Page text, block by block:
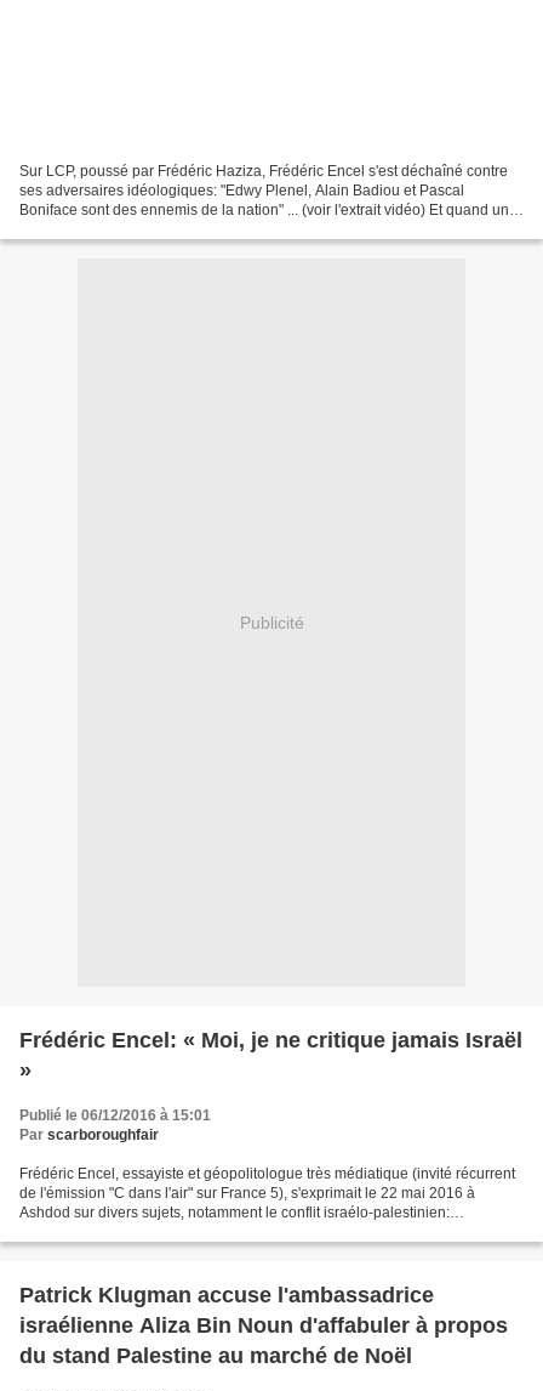
Sur LCP, poussé par Frédéric Haziza, Frédéric Encel s'est déchaîné contre
ses adversaires idéologiques: "Edwy Plenel, Alain Badiou et Pascal
Boniface sont des ennemis de la nation" ... (voir l'extrait vidéo) Et quand un
Publicité
Frédéric Encel: « Moi, je ne critique jamais Israël
»
Publié le 06/12/2016 à 15:01
Par scarboroughfair
Frédéric Encel, essayiste et géopolitologue très médiatique (invité récurrent
de l'émission "C dans l'air" sur France 5), s'exprimait le 22 mai 2016 à
Ashdod sur divers sujets, notamment le conflit israélo-palestinien:
Patrick Klugman accuse l'ambassadrice
israélienne Aliza Bin Noun d'affabuler à propos
du stand Palestine au marché de Noël